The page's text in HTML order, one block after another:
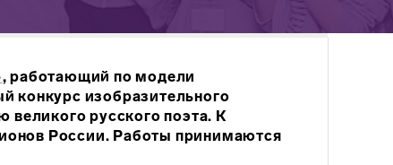
, работающий по модели
конкурс изобразительного
русского поэта. К
России. Работы принимаются